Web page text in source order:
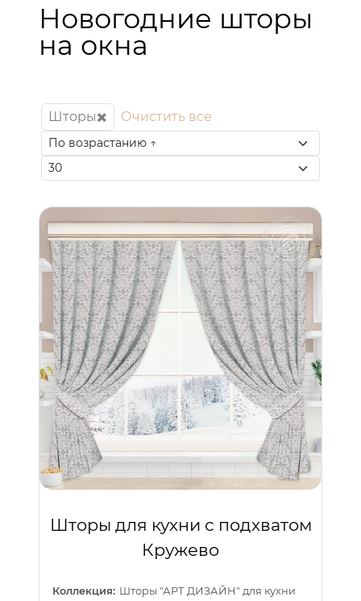
Новогодние шторы
на окна
Шторы Очистить все
Шторы для кухни с подхватом
Кружево
Коллекция: Шторы "АРТ ДИЗАЙН" для кухни